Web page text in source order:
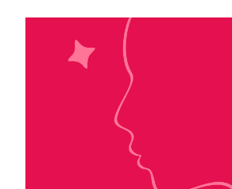
Jessa Hastings